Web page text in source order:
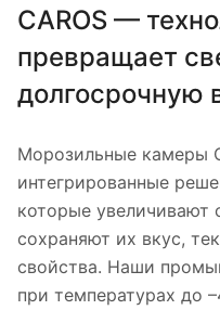
CAROS —
превращает
долгосрочную
Морозильные камеры
интегрированные
которые увеличивают
сохраняют их вкус,
свойства. Наши
при температурах до